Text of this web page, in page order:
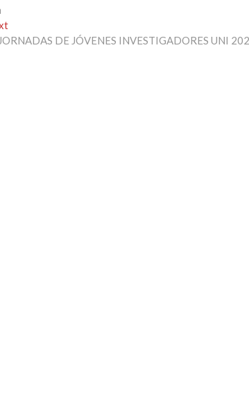
Next
post:
DE JÓVENES INVESTIGADORES UNI